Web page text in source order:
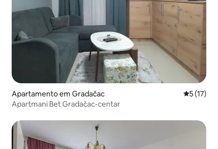
Apartamento em Gradačac
5 (17)
Apartmani Bet Gradačac-centar